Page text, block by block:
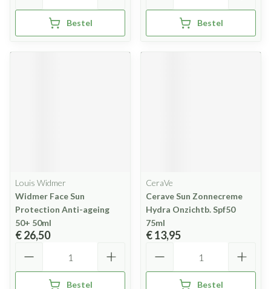
Bestel Bestel
Louis Widmer
Widmer Face Sun
Protection Anti-ageing
50+ 50ml
€ 26,50
Bestel
CeraVe
Cerave Sun Zonnecreme
Hydra Onzichtb. Spf50
75ml
€ 13,95
Bestel